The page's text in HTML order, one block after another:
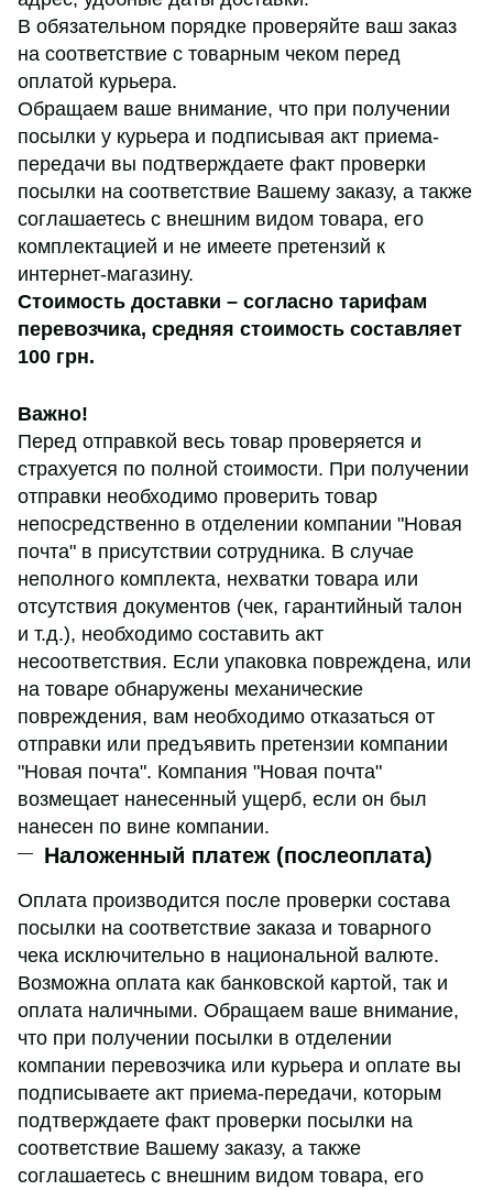
В обязательном порядке проверяйте ваш заказ
на соответствие с товарным чеком перед
оплатой курьера.
Обращаем ваше внимание, что при получении
посылки у курьера и подписывая акт приема-
передачи вы подтверждаете факт проверки
посылки на соответствие Вашему заказу, а также
соглашаетесь с внешним видом товара, его
комплектацией и не имеете претензий к
интернет-магазину.
Стоимость доставки – согласно тарифам
перевозчика, средняя стоимость составляет
100 грн.
Важно!
Перед отправкой весь товар проверяется и
страхуется по полной стоимости. При получении
отправки необходимо проверить товар
непосредственно в отделении компании "Новая
почта" в присутствии сотрудника. В случае
неполного комплекта, нехватки товара или
отсутствия документов (чек, гарантийный талон
и т.д.), необходимо составить акт
несоответствия. Если упаковка повреждена, или
на товаре обнаружены механические
повреждения, вам необходимо отказаться от
отправки или предъявить претензии компании
"Новая почта". Компания "Новая почта"
возмещает нанесенный ущерб, если он был
нанесен по вине компании.
Наложенный платеж (послеоплата)
Оплата производится после проверки состава
посылки на соответствие заказа и товарного
чека исключительно в национальной валюте.
Возможна оплата как банковской картой, так и
оплата наличными. Обращаем ваше внимание,
что при получении посылки в отделении
компании перевозчика или курьера и оплате вы
подписываете акт приема-передачи, которым
подтверждаете факт проверки посылки на
соответствие Вашему заказу, а также
соглашаетесь с внешним видом товара, его